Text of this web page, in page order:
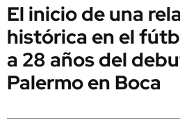
El inicio de una
histórica en el
a 28 años del
Palermo en Boca